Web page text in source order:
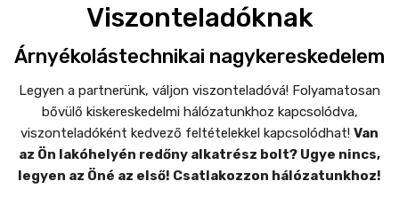
Viszonteladóknak
Árnyékolástechnikai nagykereskedelem
Legyen a partnerünk, váljon viszonteladóvá! Folyamatosan
bővülő kiskereskedelmi hálózatunkhoz kapcsolódva,
viszonteladóként kedvező feltételekkel kapcsolódhat! Van
az Ön lakóhelyén redőny alkatrész bolt? Ugye nincs,
legyen az Öné az első! Csatlakozzon hálózatunkhoz!